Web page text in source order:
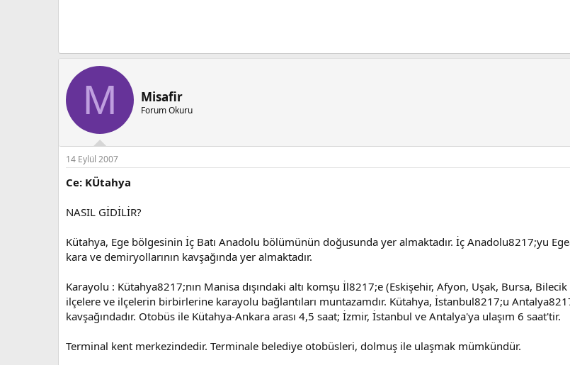
M Misafir
Forum Okuru
14 Eylül 2007
Ce: KÜtahya
NASIL GİDİLİR?
Kütahya, Ege bölgesinin İç Batı Anadolu bölümünün doğusunda yer almaktadır. İç Anadolu8217;yu
kara ve demiryollarının kavşağında yer almaktadır.
Karayolu : Kütahya8217;nın Manisa dışındaki altı komşu İl8217;e (Eskişehir, Afyon, Uşak, Bursa,
ilçelere ve ilçelerin birbirlerine karayolu bağlantıları muntazamdır. Kütahya, İstanbul8217;u
kavşağındadır. Otobüs ile Kütahya-Ankara arası 4,5 saat; İzmir, İstanbul ve Antalya'ya ulaşım 6 saat'tir.
Terminal kent merkezindedir. Terminale belediye otobüsleri, dolmuş ile ulaşmak mümkündür.